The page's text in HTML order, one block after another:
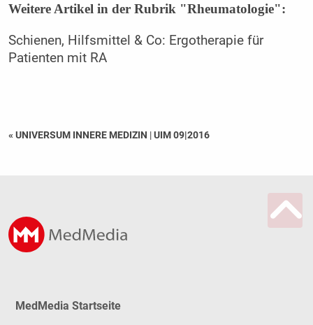
Weitere Artikel in der Rubrik "Rheumatologie":
Schienen, Hilfsmittel & Co: Ergotherapie für
Patienten mit RA
« UNIVERSUM INNERE MEDIZIN |UIM 09|2016
MedMedia Startseite